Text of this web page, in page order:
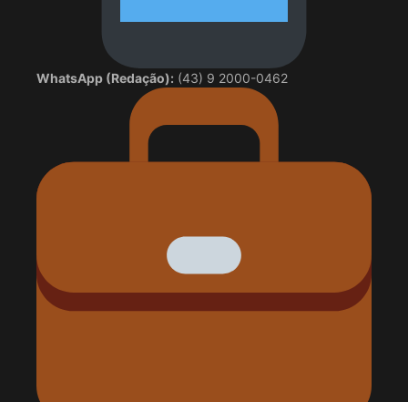
WhatsApp (Redação): (43) 9 2000-0462